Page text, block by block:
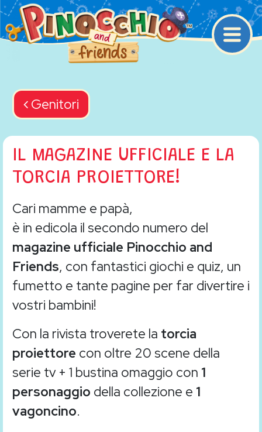
Navigazione
Back navigation
Genitori
IL MAGAZINE UFFICIALE E LA
TORCIA PROIETTORE!
Cari mamme e papà,
è in edicola il secondo numero del
magazine ufficiale Pinocchio and
Friends, con fantastici giochi e quiz, un
fumetto e tante pagine per far divertire i
vostri bambini!
Con la rivista troverete la torcia
proiettore con oltre 20 scene della
serie tv + 1 bustina omaggio con 1
personaggio della collezione e 1
vagoncino.